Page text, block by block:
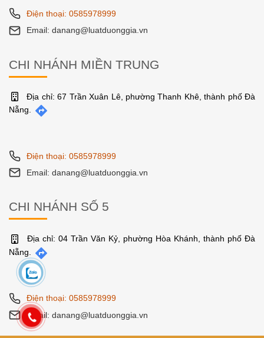
Điện thoại: 0585978999
Email: danang@luatduonggia.vn
CHI NHÁNH MIỀN TRUNG
Địa chỉ: 67 Trần Xuân Lê, phường Thanh Khê, thành phố Đà
Nẵng.
Điện thoại: 0585978999
Email: danang@luatduonggia.vn
CHI NHÁNH SỐ 5
Địa chỉ: 04 Trần Văn Kỷ, phường Hòa Khánh, thành phố Đà
Nẵng.
Điện thoại: 0585978999
Email: danang@luatduonggia.vn